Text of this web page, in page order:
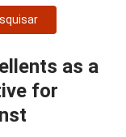
as a
for